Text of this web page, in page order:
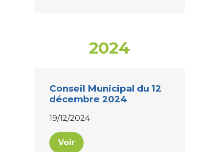
2024
Conseil Municipal du 12
décembre 2024
19/12/2024
Voir